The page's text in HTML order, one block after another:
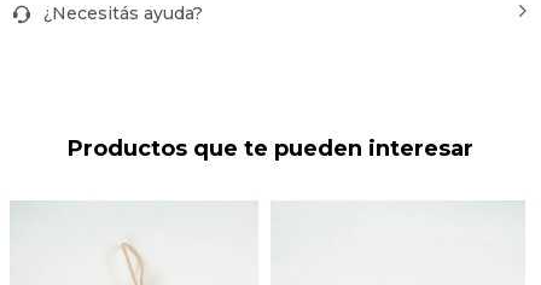
¿Necesitás ayuda?
Productos que te pueden interesar